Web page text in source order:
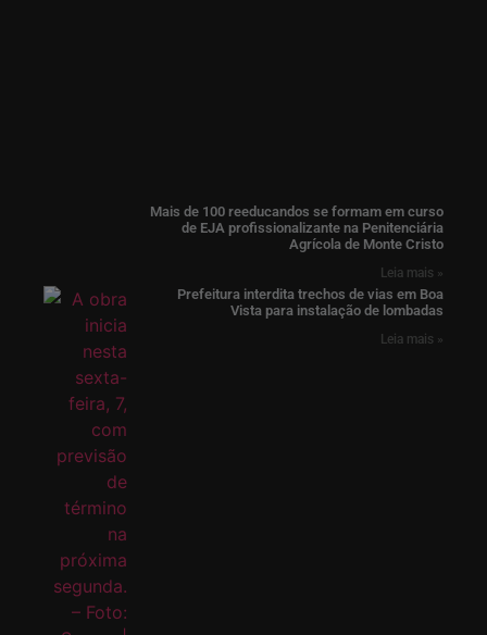
Mais de 100 reeducandos se formam em curso
de EJA profissionalizante na Penitenciária
Agrícola de Monte Cristo
Leia mais »
Prefeitura interdita trechos de vias em Boa
Vista para instalação de lombadas
Leia mais »